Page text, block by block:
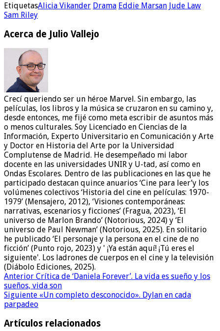
EtiquetasAlicia Vikander Drama Eddie Marsan Jude Law
Sam Riley
Acerca de Julio Vallejo
Crecí queriendo ser un héroe Marvel. Sin embargo, las
películas, los libros y la música se cruzaron en su camino y,
desde entonces, me fijé como meta escribir de asuntos más
o menos culturales. Soy Licenciado en Ciencias de la
Información, Experto Universitario en Comunicación y Arte
y Doctor en Historia del Arte por la Universidad
Complutense de Madrid. He desempeñado mi labor
docente en las universidades UNIR y U-tad, así como en
Ondas Escolares. Dentro de las publicaciones en las que he
participado destacan quince anuarios ‘Cine para leer’y los
volúmenes colectivos ‘Historia del cine en películas: 1970-
1979’ (Mensajero, 2012), ‘Visiones contemporáneas:
narrativas, escenarios y ficciones’ (Fragua, 2023), ‘El
universo de Marlon Brando’ (Notorious, 2024) y ‘El
universo de Paul Newman’ (Notorious, 2025). En solitario
he publicado ‘El personaje y la persona en el cine de no
ficción’ (Punto rojo, 2023) y ' ¡Ya están aquí! ¡Tú eres el
siguiente'. Los ladrones de cuerpos en el cine y la televisión
(Diábolo Ediciones, 2025).
Anterior Crítica de ‘Daniela Forever’. La vida es sueño y los
sueños, vida son
Siguiente «Un completo desconocido». Dylan en cada
parpadeo
Artículos relacionados